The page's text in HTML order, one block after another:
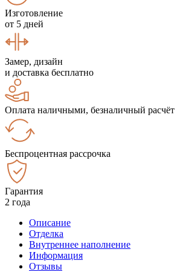
Изготовление
от 5 дней
Замер, дизайн
и доставка бесплатно
Оплата наличными, безналичный расчёт
Беспроцентная рассрочка
Гарантия
2 года
Описание
Отделка
Внутреннее наполнение
Информация
Отзывы